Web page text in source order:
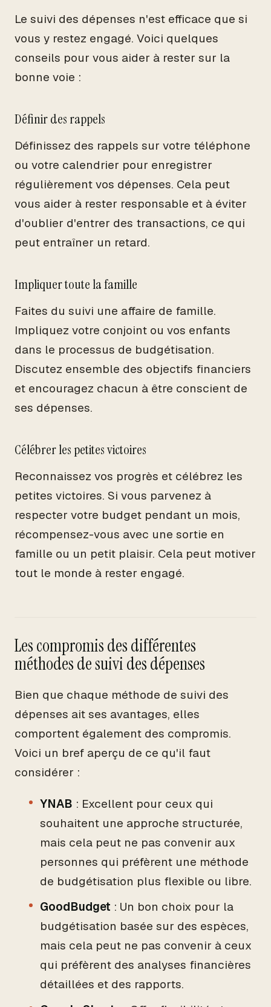
Le suivi des dépenses n'est efficace que si
vous y restez engagé. Voici quelques
conseils pour vous aider à rester sur la
bonne voie :
Définir des rappels
Définissez des rappels sur votre téléphone
ou votre calendrier pour enregistrer
régulièrement vos dépenses. Cela peut
vous aider à rester responsable et à éviter
d'oublier d'entrer des transactions, ce qui
peut entraîner un retard.
Impliquer toute la famille
Faites du suivi une affaire de famille.
Impliquez votre conjoint ou vos enfants
dans le processus de budgétisation.
Discutez ensemble des objectifs financiers
et encouragez chacun à être conscient de
ses dépenses.
Célébrer les petites victoires
Reconnaissez vos progrès et célébrez les
petites victoires. Si vous parvenez à
respecter votre budget pendant un mois,
récompensez-vous avec une sortie en
famille ou un petit plaisir. Cela peut motiver
tout le monde à rester engagé.
Les compromis des différentes
méthodes de suivi des dépenses
Bien que chaque méthode de suivi des
dépenses ait ses avantages, elles
comportent également des compromis.
Voici un bref aperçu de ce qu'il faut
considérer :
YNAB : Excellent pour ceux qui
souhaitent une approche structurée,
mais cela peut ne pas convenir aux
personnes qui préfèrent une méthode
de budgétisation plus flexible ou libre.
GoodBudget : Un bon choix pour la
budgétisation basée sur des espèces,
mais cela peut ne pas convenir à ceux
qui préfèrent des analyses financières
détaillées et des rapports.